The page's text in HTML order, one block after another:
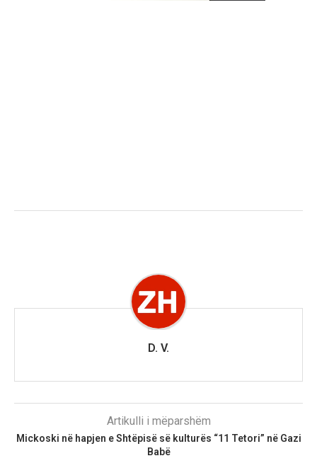
D. V.
Artikulli i mëparshëm
Mickoski në hapjen e Shtëpisë së kulturës “11 Tetori” në Gazi
Babë